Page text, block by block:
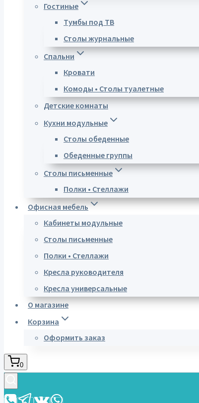
Гостиные
Тумбы под ТВ
Столы журнальные
Спальни
Кровати
Комоды • Столы туалетные
Детские комнаты
Кухни модульные
Столы обеденные
Обеденные группы
Столы письменные
Полки • Стеллажи
Офисная мебель
Кабинеты модульные
Столы письменные
Полки • Стеллажи
Кресла руководителя
Кресла универсальные
О магазине
Корзина
Оформить заказ
0